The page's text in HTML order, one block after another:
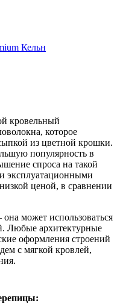
Кельн
кровельный
которое
из цветной крошки.
популярность в
спроса на такой
эксплуатационными
ценой, в сравнении
может использоваться
Любые архитектурные
оформления строений
с мягкой кровлей,